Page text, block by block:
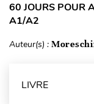
60 JOURS POUR
A1/A2
Auteur(s) :
LIVRE